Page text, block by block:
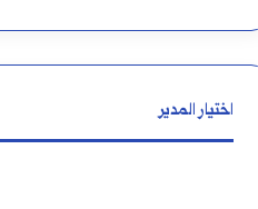
اختيار المدير